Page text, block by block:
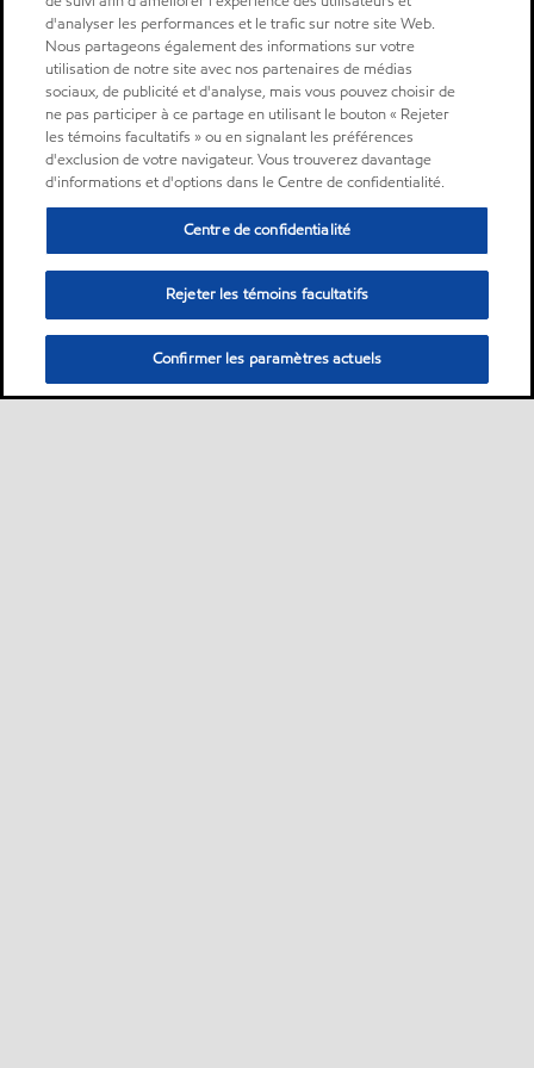
d'analyser les performances et le trafic sur notre site Web.
Nous partageons également des informations sur votre
utilisation de notre site avec nos partenaires de médias
sociaux, de publicité et d'analyse, mais vous pouvez choisir de
ne pas participer à ce partage en utilisant le bouton « Rejeter
les témoins facultatifs » ou en signalant les préférences
d'exclusion de votre navigateur. Vous trouverez davantage
d'informations et d'options dans le Centre de confidentialité.
Centre de confidentialité
Rejeter les témoins facultatifs
Confirmer les paramètres actuels